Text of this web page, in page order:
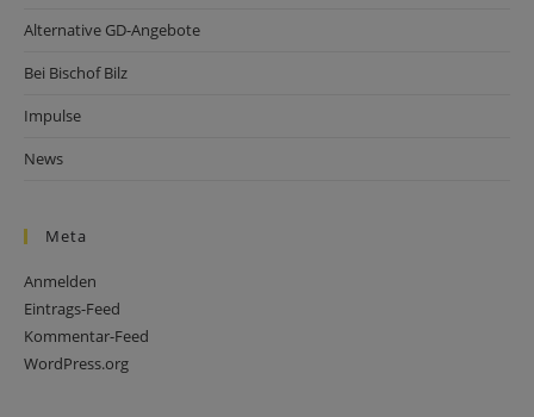
Alternative GD-Angebote
Bei Bischof Bilz
Impulse
News
Meta
Anmelden
Eintrags-Feed
Kommentar-Feed
WordPress.org